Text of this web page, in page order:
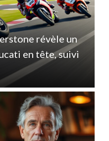
révèle un
en tête, suivi